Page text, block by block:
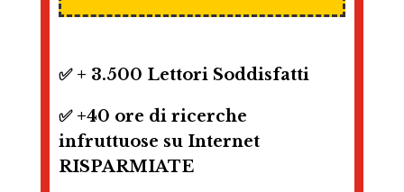
✅ + 3.500 Lettori Soddisfatti
✅ +40 ore di ricerche
infruttuose su Internet
RISPARMIATE